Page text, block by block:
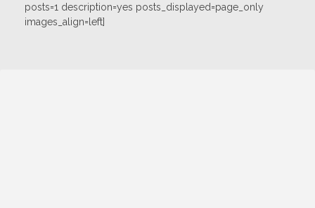
posts=1 description=yes posts_displayed=page_only
images_align=left]